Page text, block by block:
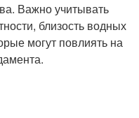
Важно учитывать
близость водных
могут повлиять на